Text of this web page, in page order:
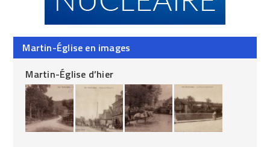
Martin-Église en images
Martin-Église d’hier